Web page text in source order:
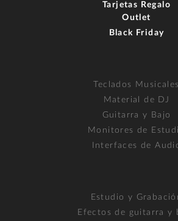
Tarjetas Regalo
Outlet
Black Friday
Teclados Musicales
Material de DJ
Guitarra y Bajo
Monitores de
Interfaces de
Estudio y
Efectos de guitarra y